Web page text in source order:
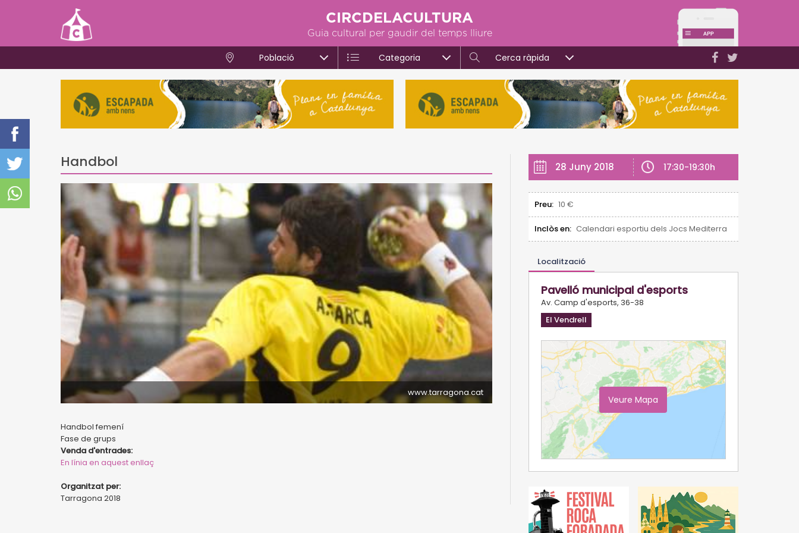
CIRCDELACULTURA
Guia cultural per gaudir del temps lliure
Població Categoria Cerca ràpida
Handbol
www.tarragona.cat
Handbol femení
Fase de grups
Venda d'entrades:
En línia en aquest enllaç
Organitzat per:
Tarragona 2018
28 Juny 2018 17:30-19:30h
Preu: 10 €
Inclòs en: Calendari esportiu dels Jocs Mediterranis Tarragona 2018
Localització
Pavelló municipal d'esports
Av. Camp d'esports, 36-38
El Vendrell
Veure Mapa